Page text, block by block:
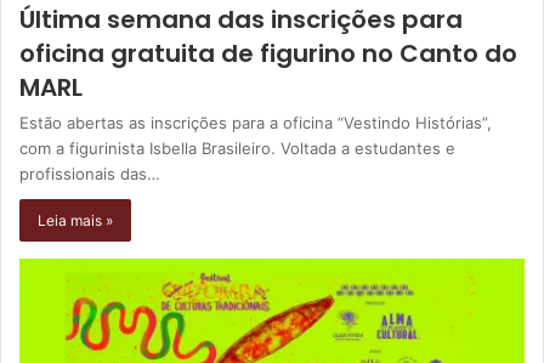
Última semana das inscrições para
oficina gratuita de figurino no Canto do
MARL
Estão abertas as inscrições para a oficina “Vestindo Histórias”,
com a figurinista Isbella Brasileiro. Voltada a estudantes e
profissionais das…
Leia mais »